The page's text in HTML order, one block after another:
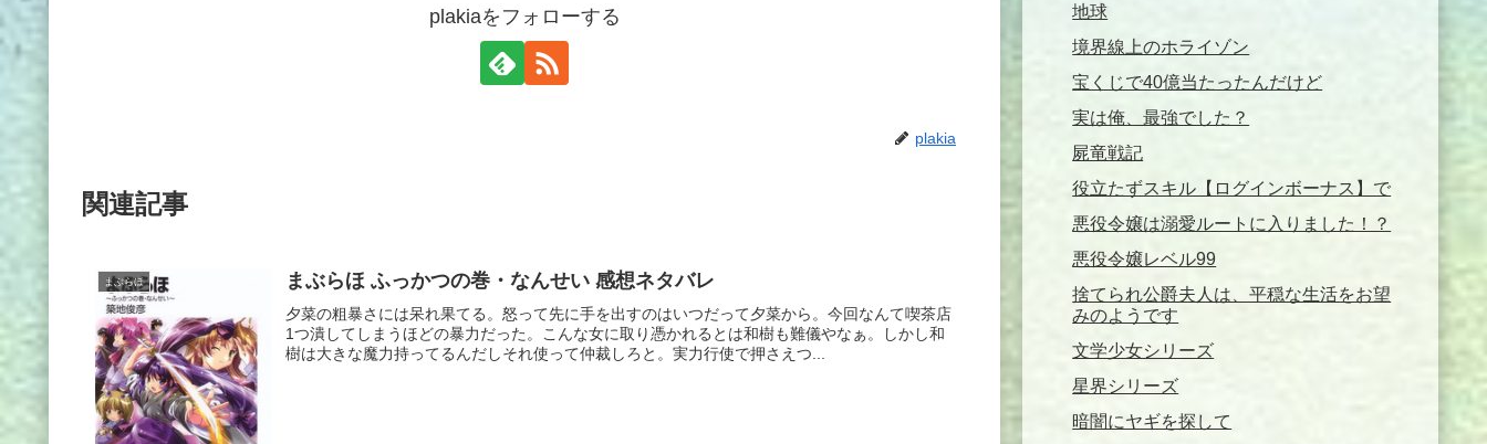
plakiaをフォローする
plakia
関連記事
まぶらほ まぶらほ ふっかつの巻・なんせい 感想ネタバレ
夕菜の粗暴さには呆れ果てる。怒って先に手を出すのはいつだって夕菜から。今回なんて喫茶店
1つ潰してしまうほどの暴力だった。こんな女に取り憑かれるとは和樹も難儀やなぁ。しかし和
樹は大きな魔力持ってるんだしそれ使って仲裁しろと。実力行使で押さえつ...
地球
境界線上のホライゾン
宝くじで40億当たったんだけど
実は俺、最強でした？
屍竜戦記
役立たずスキル【ログインボーナス】で
悪役令嬢は溺愛ルートに入りました！？
悪役令嬢レベル99
捨てられ公爵夫人は、平穏な生活をお望
みのようです
文学少女シリーズ
星界シリーズ
暗闇にヤギを探して